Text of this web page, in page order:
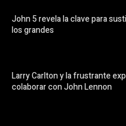
John 5 revela la clave para
los grandes
Larry Carlton y la frustrante
colaborar con John Lennon